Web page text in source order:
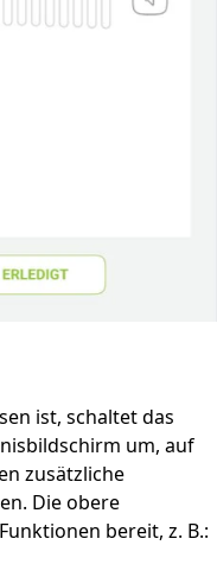
ist, schaltet das
um, auf
zusätzliche
Die obere
bereit, z. B.: